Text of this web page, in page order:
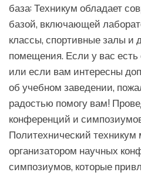
база: Техникум обладает
базой, включающей
классы, спортивные залы и
помещения. Если у вас
или если вам интересны
об учебном заведении,
радостью помогу вам!
конференций и
Политехнический техникум
организатором научных
симпозиумов, которые